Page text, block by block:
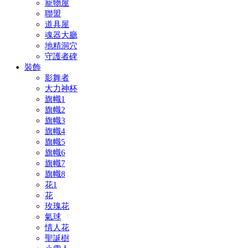
寵物屋
聯盟
道具屋
魂器大廳
地精洞穴
守護者碑
裝飾
影舞者
大力神杯
旗幟1
旗幟2
旗幟3
旗幟4
旗幟5
旗幟6
旗幟7
旗幟8
花1
花
玫瑰花
氣球
情人花
聖誕樹